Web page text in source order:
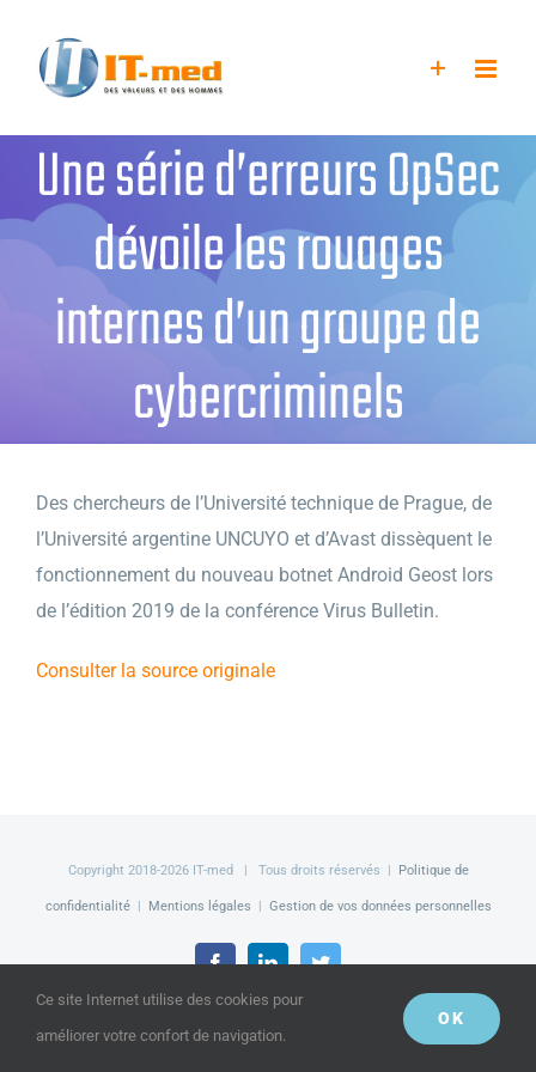
contenu
Une série d’erreurs OpSec
dévoile les rouages
internes d’un groupe de
cybercriminels
Des chercheurs de l’Université technique de Prague, de
l’Université argentine UNCUYO et d’Avast dissèquent le
fonctionnement du nouveau botnet Android Geost lors
de l’édition 2019 de la conférence Virus Bulletin.
Consulter la source originale
Copyright 2018-2026 IT-med | Tous droits réservés | Politique de
confidentialité| Mentions légales | Gestion de vos données personnelles
FacebookLinkedInTwitter
Ce site Internet utilise des cookies pour
améliorer votre confort de navigation.
OK